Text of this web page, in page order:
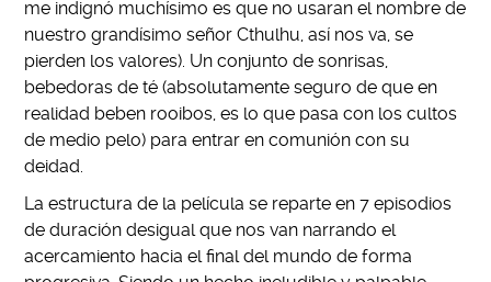
me indignó muchísimo es que no usaran el nombre de
nuestro grandísimo señor Cthulhu, así nos va, se
pierden los valores). Un conjunto de sonrisas,
bebedoras de té (absolutamente seguro de que en
realidad beben rooibos, es lo que pasa con los cultos
de medio pelo) para entrar en comunión con su
deidad.
La estructura de la película se reparte en 7 episodios
de duración desigual que nos van narrando el
acercamiento hacia el final del mundo de forma